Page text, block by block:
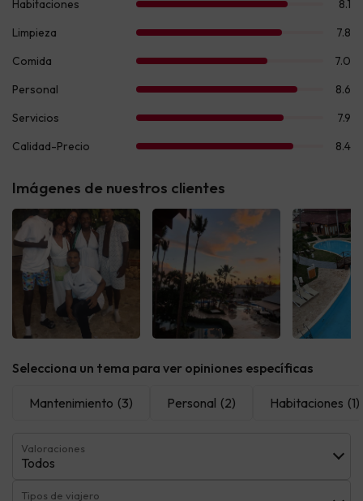
Imágenes de nuestros clientes
Selecciona un tema para ver opiniones específicas
Mantenimiento (3) Personal (2) Habitaciones (1)
Valoraciones
Todos
Tipos de viajero